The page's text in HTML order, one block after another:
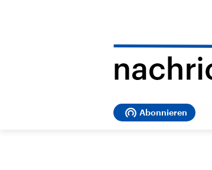
Abonnieren